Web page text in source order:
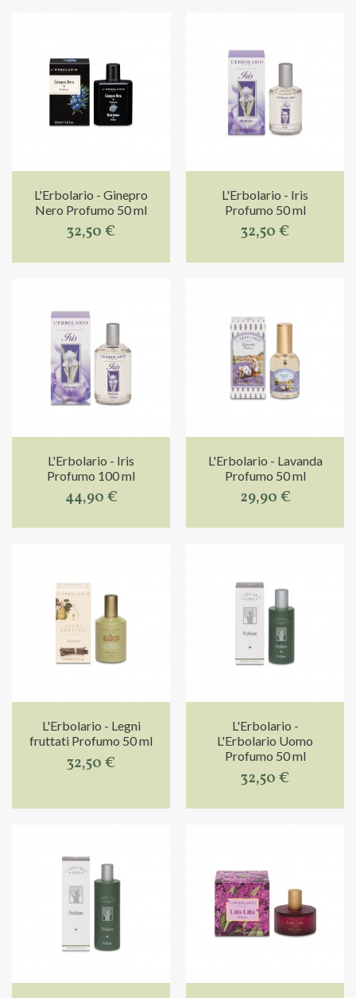
L'Erbolario - Ginepro
Nero Profumo 50 ml
32,50 €
L'Erbolario - Iris
Profumo 50 ml
32,50 €
L'Erbolario - Iris
Profumo 100 ml
44,90 €
L'Erbolario - Lavanda
Profumo 50 ml
29,90 €
L'Erbolario - Legni
fruttati Profumo 50 ml
32,50 €
L'Erbolario -
L'Erbolario Uomo
Profumo 50 ml
32,50 €